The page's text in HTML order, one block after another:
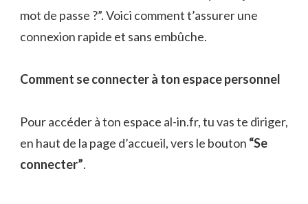
mot de passe ?”. Voici comment t’assurer une
connexion rapide et sans embûche.
Comment se connecter à ton espace personnel
Pour accéder à ton espace al-in.fr, tu vas te diriger,
en haut de la page d’accueil, vers le bouton “Se
connecter”.